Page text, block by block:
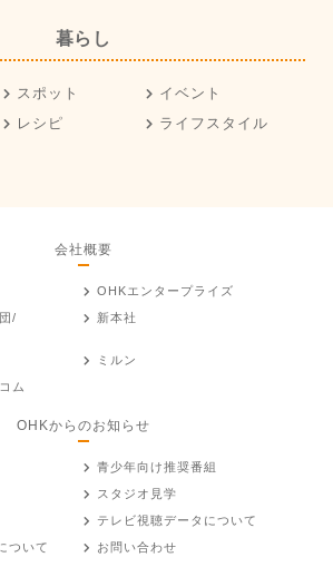
暮らし
スポット
イベント
レシピ
ライフスタイル
会社概要
OHKエンタープライズ
/
新本社
ミルン
ム
OHKからのお知らせ
青少年向け推奨番組
スタジオ見学
テレビ視聴データについて
ついて
お問い合わせ